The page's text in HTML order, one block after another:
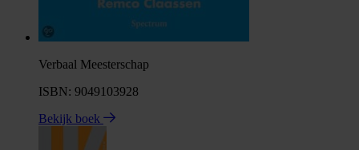
Verbaal Meesterschap
ISBN: 9049103928
Bekijk boek